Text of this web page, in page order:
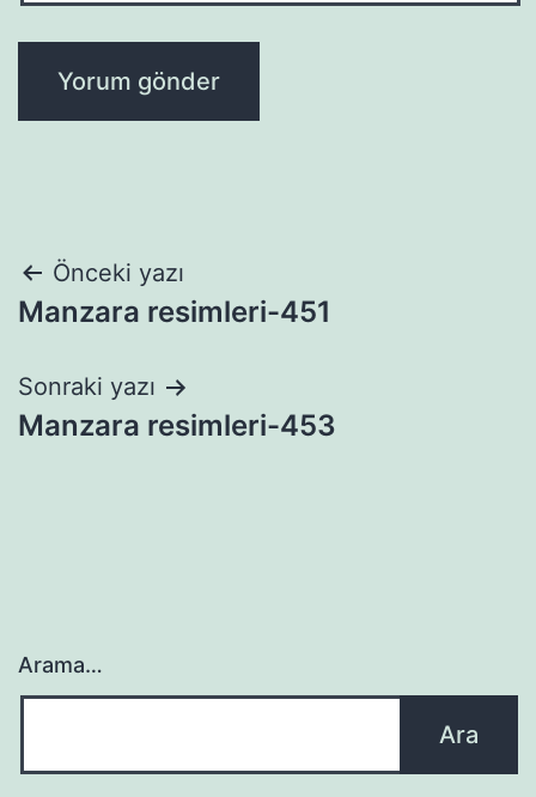
Yazı
gezinmesi
Önceki yazı
Manzara resimleri-451
Sonraki yazı
Manzara resimleri-453
Arama…